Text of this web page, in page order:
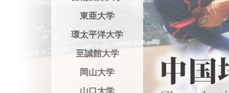
東亜大学
環太平洋大学
至誠館大学
岡山大学